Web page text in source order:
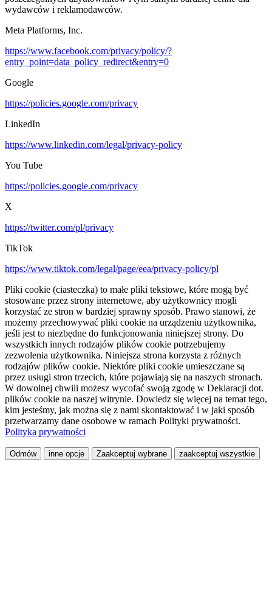
wydawców i reklamodawców.
Meta Platforms, Inc.
https://www.facebook.com/privacy/policy/?
entry_point=data_policy_redirect&entry=0
Google
https://policies.google.com/privacy
LinkedIn
https://www.linkedin.com/legal/privacy-policy
You Tube
https://policies.google.com/privacy
X
https://twitter.com/pl/privacy
TikTok
https://www.tiktok.com/legal/page/eea/privacy-policy/pl
Pliki cookie (ciasteczka) to małe pliki tekstowe, które mogą być
stosowane przez strony internetowe, aby użytkownicy mogli
korzystać ze stron w bardziej sprawny sposób. Prawo stanowi, że
możemy przechowywać pliki cookie na urządzeniu użytkownika,
jeśli jest to niezbędne do funkcjonowania niniejszej strony. Do
wszystkich innych rodzajów plików cookie potrzebujemy
zezwolenia użytkownika. Niniejsza strona korzysta z różnych
rodzajów plików cookie. Niektóre pliki cookie umieszczane są
przez usługi stron trzecich, które pojawiają się na naszych stronach.
W dowolnej chwili możesz wycofać swoją zgodę w Deklaracji dot.
plików cookie na naszej witrynie. Dowiedz się więcej na temat tego,
kim jesteśmy, jak można się z nami skontaktować i w jaki sposób
przetwarzamy dane osobowe w ramach Polityki prywatności.
Polityka prywatności
Odmów inne opcje Zaakceptuj wybrane zaakceptuj wszystkie